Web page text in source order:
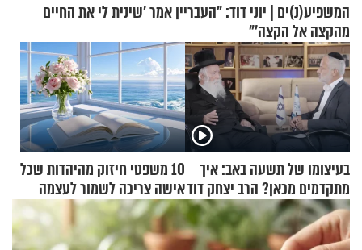
המשפיע(נ)ים | יוני דוד: "העבריין אמר 'שינית לי את החיים
מהקצה אל הקצה'"
בעיצומו של תשעה באב: איך
מתקדמים מכאן? הרב יצחק דוד
גרוסמן בשיחה מיוחדת
10 משפטי חיזוק מהיהדות שכל
אישה צריכה לשמור לעצמה